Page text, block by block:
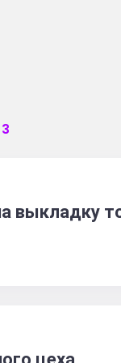
3
выкладку